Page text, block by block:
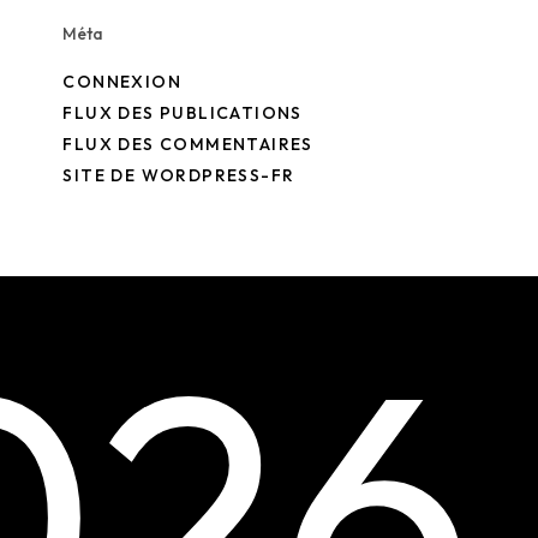
Méta
CONNEXION
FLUX DES PUBLICATIONS
FLUX DES COMMENTAIRES
SITE DE WORDPRESS-FR